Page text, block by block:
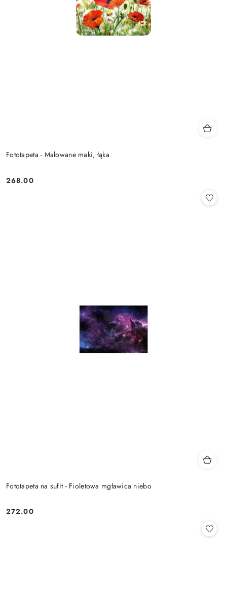
Fototapeta - Malowane maki, łąka
Cena:
268.00
Fototapeta na sufit - Fioletowa mgławica niebo
Cena:
272.00